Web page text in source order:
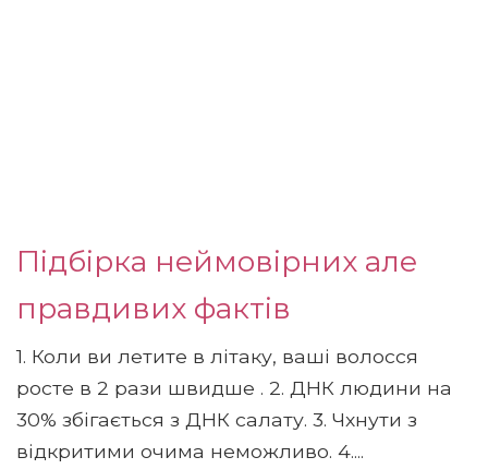
Підбірка неймовірних але
правдивих фактів
1. Коли ви летите в літаку, ваші волосся
росте в 2 рази швидше . 2. ДНК людини на
30% збігається з ДНК салату. 3. Чхнути з
відкритими очима неможливо. 4....